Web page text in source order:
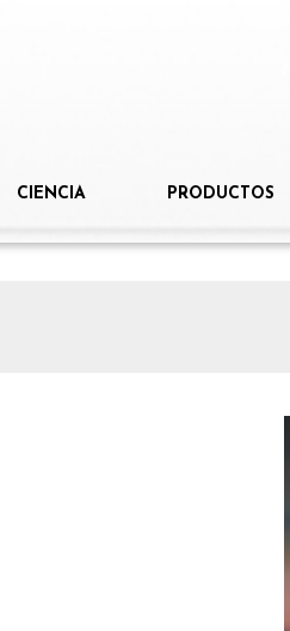
CIENCIA PRODUCTOS